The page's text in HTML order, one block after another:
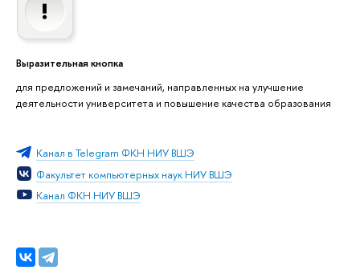
Выразительная кнопка
для предложений и замечаний, направленных на улучшение
деятельности университета и повышение качества образования
Канал в Telegram ФКН НИУ ВШЭ
Факультет компьютерных наук НИУ ВШЭ
Канал ФКН НИУ ВШЭ